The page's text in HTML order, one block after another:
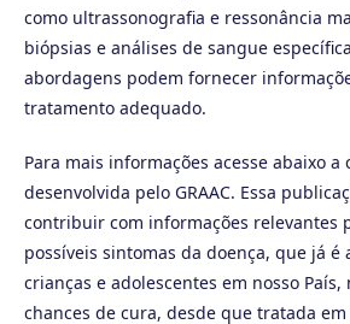
como ultrassonografia e ressonância
biópsias e análises de sangue
abordagens podem fornecer
tratamento adequado.
Para mais informações acesse abaixo a
desenvolvida pelo GRAAC. Essa
contribuir com informações relevantes
possíveis sintomas da doença, que já é
crianças e adolescentes em nosso
chances de cura, desde que tratada